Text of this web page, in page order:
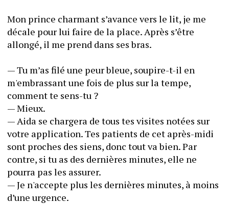
Mon prince charmant s’avance vers le lit, je me
décale pour lui faire de la place. Après s’être
allongé, il me prend dans ses bras.
— Tu m’as filé une peur bleue, soupire-t-il en
m'embrassant une fois de plus sur la tempe,
comment te sens-tu ?
— Mieux.
— Aida se chargera de tous tes visites notées sur
votre application. Tes patients de cet après-midi
sont proches des siens, donc tout va bien. Par
contre, si tu as des dernières minutes, elle ne
pourra pas les assurer.
— Je n'accepte plus les dernières minutes, à moins
d’une urgence.